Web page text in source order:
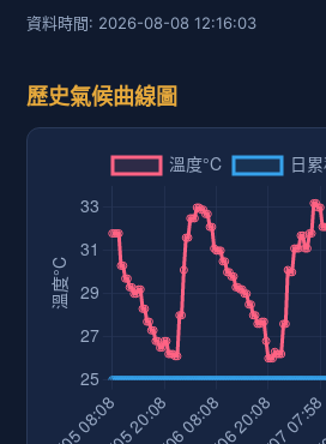
資料時間: 2026-08-08 12:16:03
歷史氣候曲線圖